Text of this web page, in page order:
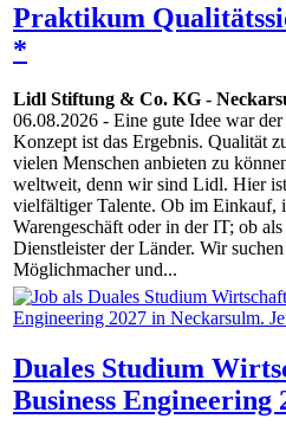
Praktikum
*
Lidl Stiftung & Co. KG -
06.08.2026 - Eine gute Idee war
Konzept ist das Ergebnis. Qualität
vielen Menschen anbieten zu
weltweit, denn wir sind Lidl. Hier
vielfältiger Talente. Ob im Einkauf,
Warengeschäft oder in der IT; ob
Dienstleister der Länder. Wir
Möglichmacher und...
Duales Studium
Business Engineering